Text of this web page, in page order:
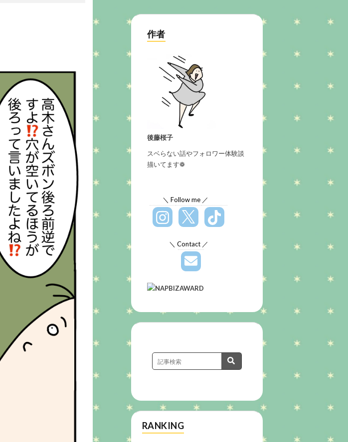
作者
後藤桜子
スベらない話やフォロワー体験談
描いてます❁
＼ Follow me ／
＼ Contact ／
RANKING